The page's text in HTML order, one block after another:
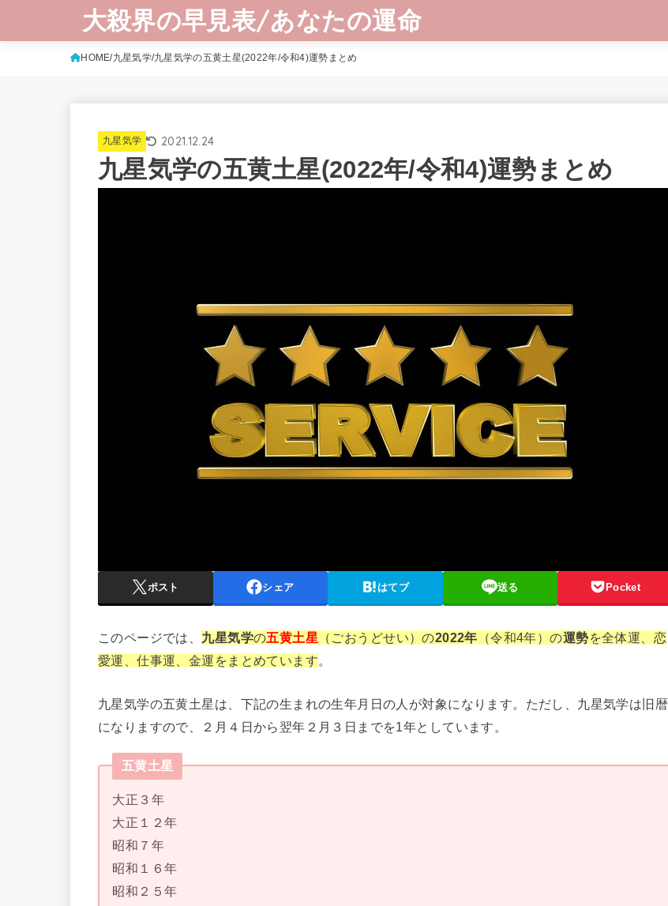
大殺界の早見表/あなたの運命
HOME 九星気学 九星気学の五黄土星(2022年/令和4)運勢まとめ
九星気学 2021.12.24
九星気学の五黄土星(2022年/令和4)運勢まとめ
ポスト シェア はてブ 送る Pocket
このページでは、 九星気学の五黄土星 （ごおうどせい）の2022年 （令和4年）の運勢を全体運、恋
愛運、仕事運、金運をまとめています。
九星気学の五黄土星は、下記の生まれの生年月日の人が対象になります。ただし、九星気学は旧暦
になりますので、２月４日から翌年２月３日までを1年としています。
五黄土星
大正３年
大正１２年
昭和７年
昭和１６年
昭和２５年